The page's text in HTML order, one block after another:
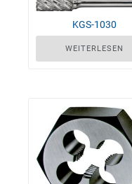
KGS-1030
WEITERLESEN